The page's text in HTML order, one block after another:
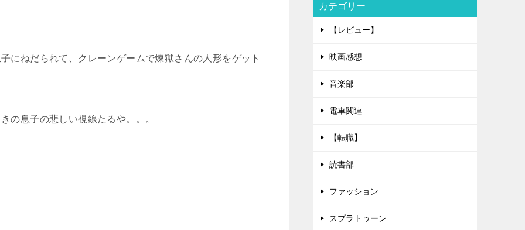
にねだられて、クレーンゲームで煉獄さんの人形をゲット
の息子の悲しい視線たるや。。。
カテゴリー
【レビュー】
映画感想
音楽部
電車関連
【転職】
読書部
ファッション
スプラトゥーン